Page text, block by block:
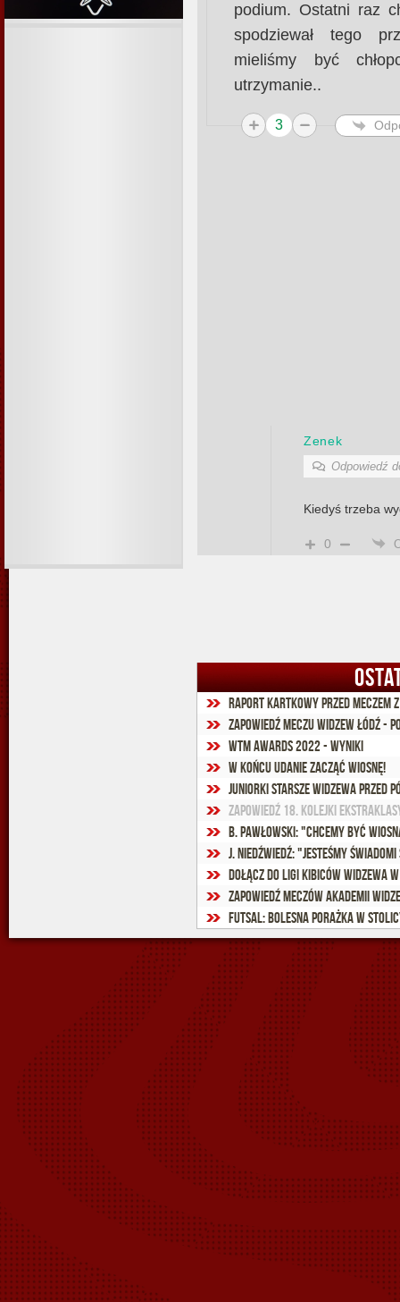
podium. Ostatni raz
spodziewał tego
mieliśmy być
utrzymanie..
3
Zenek
Odpowiedź
Kiedyś trzeba
0
Raport kartkowy przed meczem z
Zapowiedź meczu Widzew Łódź -
WTM Awards 2022 - wyniki
W końcu udanie zacząć wiosnę!
Juniorki starsze Widzewa przed
Zapowiedź 18. kolejki
J. Niedźwiedź: "Jesteśmy
Dołącz do Ligi Kibiców Widzewa
Zapowiedź meczów Akademii
Futsal: Bolesna porażka w